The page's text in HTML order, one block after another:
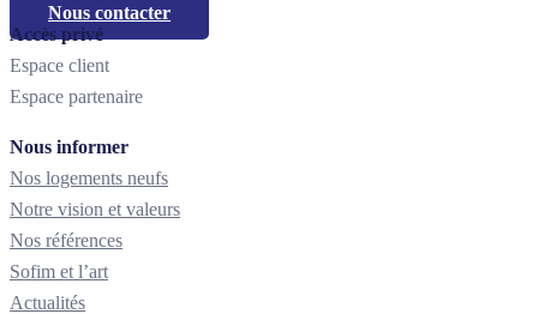
Nous contacter
Accès privé
Espace client
Espace partenaire
Nous informer
Nos logements neufs
Notre vision et valeurs
Nos références
Sofim et l’art
Actualités